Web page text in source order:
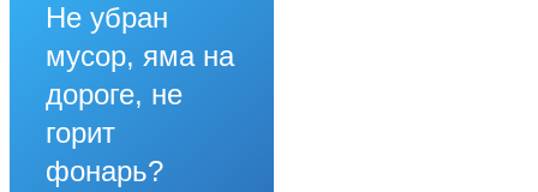
Не убран
мусор, яма на
дороге, не
горит
фонарь?